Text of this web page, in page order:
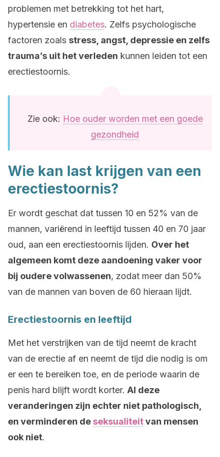
problemen met betrekking tot het hart,
hypertensie en diabetes. Zelfs psychologische
factoren zoals stress, angst, depressie en zelfs
trauma’s uit het verleden kunnen leiden tot een
erectiestoornis.
Zie ook: Hoe ouder worden met een goede
gezondheid
Wie kan last krijgen van een
erectiestoornis?
Er wordt geschat dat tussen 10 en 52% van de
mannen, variërend in leeftijd tussen 40 en 70 jaar
oud, aan een erectiestoornis lijden. Over het
algemeen komt deze aandoening vaker voor
bij oudere volwassenen, zodat meer dan 50%
van de mannen van boven de 60 hieraan lijdt.
Erectiestoornis en leeftijd
Met het verstrijken van de tijd neemt de kracht
van de erectie af en neemt de tijd die nodig is om
er een te bereiken toe, en de periode waarin de
penis hard blijft wordt korter. Al deze
veranderingen zijn echter niet pathologisch,
en verminderen de seksualiteitvan mensen
ook niet.